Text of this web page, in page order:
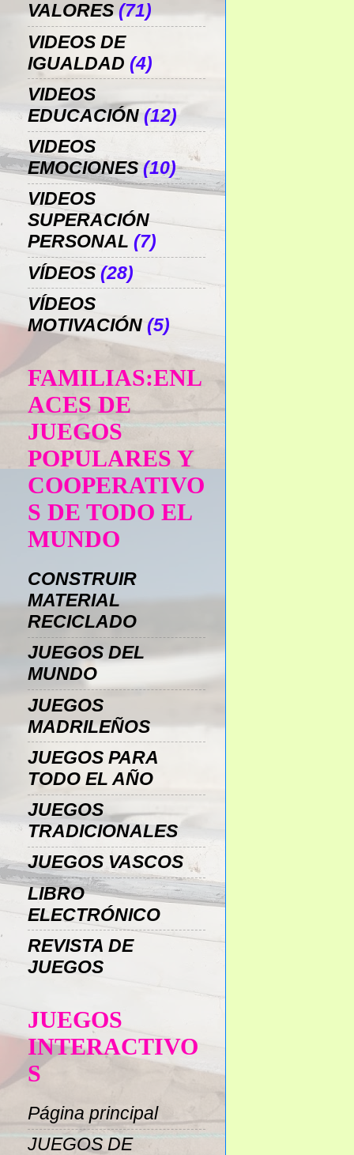
VALORES (71)
VIDEOS DE
IGUALDAD (4)
VIDEOS
EDUCACIÓN (12)
VIDEOS
EMOCIONES (10)
VIDEOS
SUPERACIÓN
PERSONAL (7)
VÍDEOS (28)
VÍDEOS
MOTIVACIÓN (5)
FAMILIAS:ENL
ACES DE
JUEGOS
POPULARES Y
COOPERATIVO
S DE TODO EL
MUNDO
CONSTRUIR
MATERIAL
RECICLADO
JUEGOS DEL
MUNDO
JUEGOS
MADRILEÑOS
JUEGOS PARA
TODO EL AÑO
JUEGOS
TRADICIONALES
JUEGOS VASCOS
LIBRO
ELECTRÓNICO
REVISTA DE
JUEGOS
JUEGOS
INTERACTIVO
S
Página principal
JUEGOS DE